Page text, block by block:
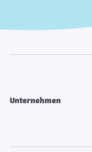
Unternehmen